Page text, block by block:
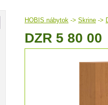
HOBIS nábytok -> Skrine ->
DZR 5 80 00